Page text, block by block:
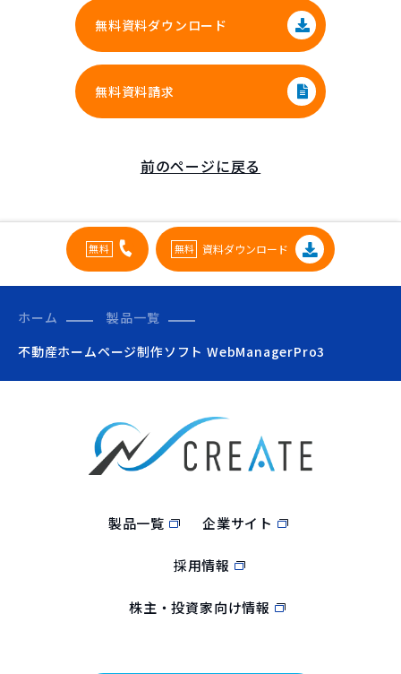
無料資料ダウンロード
無料資料請求
前のページに戻る
資料ダウンロード
ホーム
製品一覧
不動産ホームページ制作ソフト WebManagerPro3
製品一覧 企業サイト
採用情報
株主・投資家向け情報